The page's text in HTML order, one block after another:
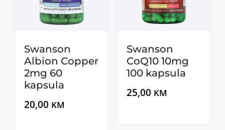
Swanson
Albion Copper
2mg 60
kapsula
20,00 KM
Swanson
CoQ10 10mg
100 kapsula
25,00 KM